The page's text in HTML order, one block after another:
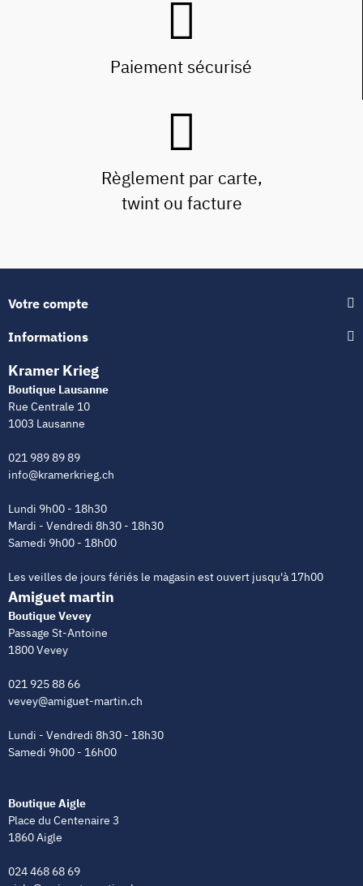
Paiement sécurisé
Règlement par carte,
twint ou facture
Votre compte
Informations
Kramer Krieg
Boutique Lausanne
Rue Centrale 10
1003 Lausanne
021 989 89 89
info@kramerkrieg.ch
Lundi 9h00 - 18h30
Mardi - Vendredi 8h30 - 18h30
Samedi 9h00 - 18h00
Les veilles de jours fériés le magasin est ouvert jusqu'à 17h00
Amiguet martin
Boutique Vevey
Passage St-Antoine
1800 Vevey
021 925 88 66
vevey@amiguet-martin.ch
Lundi - Vendredi 8h30 - 18h30
Samedi 9h00 - 16h00
Boutique Aigle
Place du Centenaire 3
1860 Aigle
024 468 68 69